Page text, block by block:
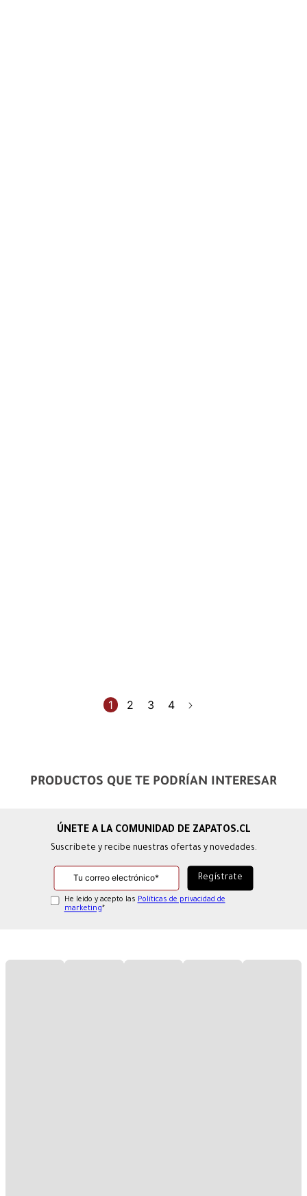
1 2 3 4
PRODUCTOS QUE TE PODRÍAN INTERESAR
Suscríbete y recibe nuestras ofertas y novedades.
He leído y acepto las Políticas de privacidad de
marketing*